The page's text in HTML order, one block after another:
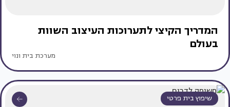
המדריך הקיצי לתערוכות העיצוב השוות
בעולם
מערכת בית ונוי
שיפוץ בית פרטי